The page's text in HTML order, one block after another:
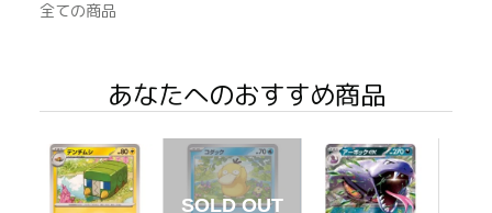
全ての商品
あなたへのおすすめ商品